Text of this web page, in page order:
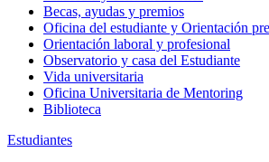
Becas, ayudas y premios
Oficina del estudiante y Orientación
Orientación laboral y profesional
Observatorio y casa del Estudiante
Vida universitaria
Oficina Universitaria de Mentoring
Biblioteca
Estudiantes